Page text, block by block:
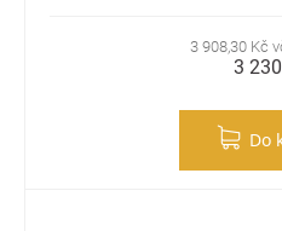
3 908,30 Kč
3
Do